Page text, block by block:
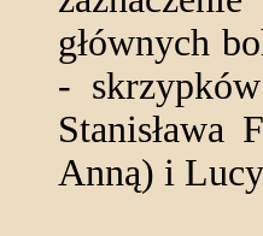
głównych
-
Stanisława
Anną) i